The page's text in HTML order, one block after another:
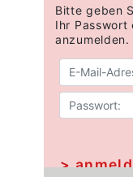
Bitte geben
Ihr Passwort
anzumelden.